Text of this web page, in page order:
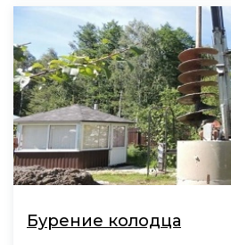
Бурение колодца